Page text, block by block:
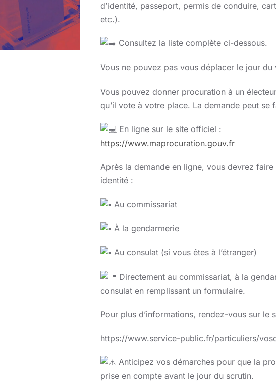
d’identité, passeport, permis de conduire,
etc.).
Consultez la liste complète ci-dessous.
Vous ne pouvez pas vous déplacer le jour du
Vous pouvez donner procuration à un
qu’il vote à votre place. La demande peut se
En ligne sur le site officiel :
https://www.maprocuration.gouv.fr
Après la demande en ligne, vous devrez
identité :
Au commissariat
À la gendarmerie
Au consulat (si vous êtes à l’étranger)
Directement au commissariat, à la
consulat en remplissant un formulaire.
Pour plus d’informations, rendez-vous sur le
https://www.service-public.fr/particuliers/
Anticipez vos démarches pour que la
prise en compte avant le jour du scrutin.